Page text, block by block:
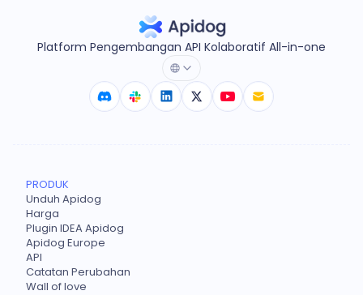
Platform Pengembangan API Kolaboratif All-in-one
PRODUK
Unduh Apidog
Harga
Plugin IDEA Apidog
Apidog Europe
API
Catatan Perubahan
Wall of love